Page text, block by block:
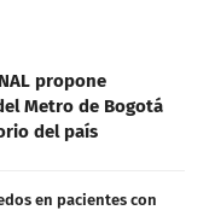
propone
Metro de Bogotá
del país
en pacientes con